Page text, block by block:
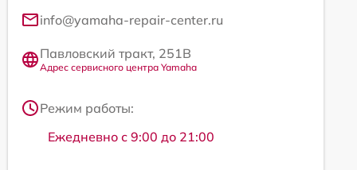
info@yamaha-repair-center.ru
Павловский тракт, 251В
Адрес сервисного центра Yamaha
Режим работы:
Ежедневно с 9:00 до 21:00